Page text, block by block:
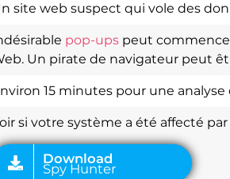
site web suspect qui vole des
pop-ups peut
Un pirate de navigateur peut
15 minutes pour une
si votre système a été affecté
Spy Hunter